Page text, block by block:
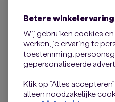
Betere
Wij gebruiken cookies
werken, je ervaring te
toestemming,
gepersonaliseerde
Klik op “Alles
alleen noodzakelijke